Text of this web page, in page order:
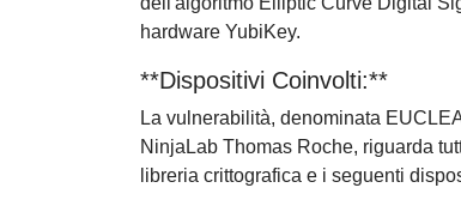
hardware YubiKey.
**Dispositivi Coinvolti:**
La vulnerabilità, denominata
NinjaLab Thomas Roche, riguarda
libreria crittografica e i seguenti